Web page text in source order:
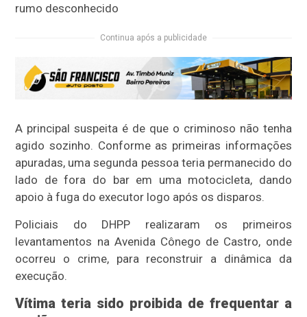
rumo desconhecido
Continua após a publicidade
A principal suspeita é de que o criminoso não tenha
agido sozinho. Conforme as primeiras informações
apuradas, uma segunda pessoa teria permanecido do
lado de fora do bar em uma motocicleta, dando
apoio à fuga do executor logo após os disparos.
Policiais do DHPP realizaram os primeiros
levantamentos na Avenida Cônego de Castro, onde
ocorreu o crime, para reconstruir a dinâmica da
execução.
Vítima teria sido proibida de frequentar a